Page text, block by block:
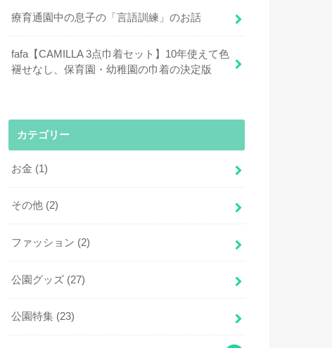
療育通園中の息子の「言語訓練」のお話
fafa【CAMILLA 3点巾着セット】10年使えて色
褪せなし、保育園・幼稚園の巾着の決定版
カテゴリー
お金 (1)
その他 (2)
ファッション (2)
公園グッズ (27)
公園特集 (23)